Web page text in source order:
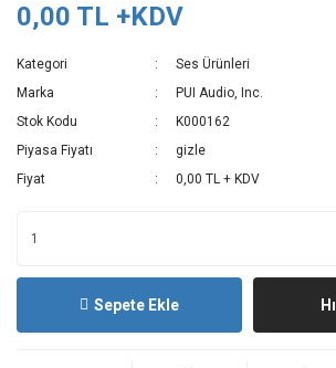
0,00 TL +KDV
Kategori
Ses Ürünleri
Marka
PUI Audio, Inc.
Stok Kodu
K000162
Piyasa Fiyatı
gizle
Fiyat
0,00 TL + KDV
Sepete Ekle